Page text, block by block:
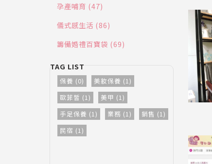
孕產哺育 (47)
儀式感生活 (86)
籌備婚禮百寶袋 (69)
保養 (0)
美妝保養 (1)
歐菲皙 (1)
美甲 (1)
手足保養 (1)
業務 (1)
銷售 (1)
民宿 (1)